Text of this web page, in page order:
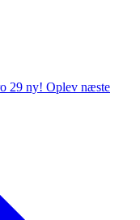
29 ny! Oplev næste